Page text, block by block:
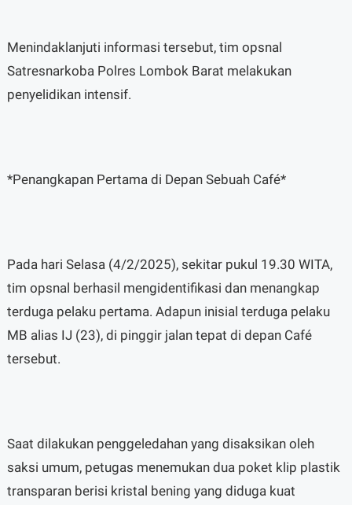
Menindaklanjuti informasi tersebut, tim opsnal
Satresnarkoba Polres Lombok Barat melakukan
penyelidikan intensif.
*Penangkapan Pertama di Depan Sebuah Café*
Pada hari Selasa (4/2/2025), sekitar pukul 19.30 WITA,
tim opsnal berhasil mengidentifikasi dan menangkap
terduga pelaku pertama. Adapun inisial terduga pelaku
MB alias IJ (23), di pinggir jalan tepat di depan Café
tersebut.
Saat dilakukan penggeledahan yang disaksikan oleh
saksi umum, petugas menemukan dua poket klip plastik
transparan berisi kristal bening yang diduga kuat